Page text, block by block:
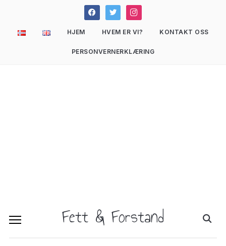
facebooktwitter instagram
HJEM HVEM ER VI? KONTAKT OSS
PERSONVERNERKLÆRING
Fett & Forstand